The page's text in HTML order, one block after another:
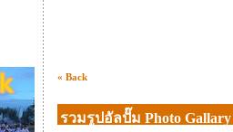
« Back
รวมรูปอัลปั๊ม Photo Gallary